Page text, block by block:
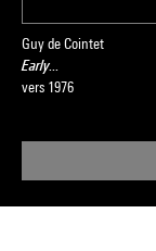
Guy de Cointet
Early...
vers 1976